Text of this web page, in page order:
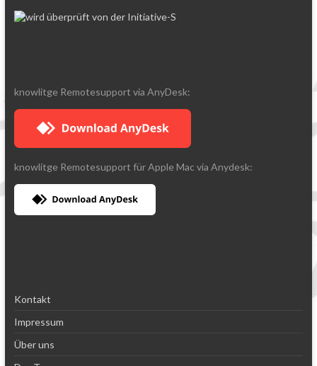
knowlitge Remotesupport via AnyDesk:
knowlitge Remotesupport für Apple Mac via Anydesk:
Kontakt
Impressum
Über uns